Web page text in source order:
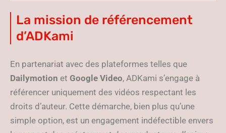
La mission de référencement
d’ADKami
En partenariat avec des plateformes telles que
Dailymotion et Google Video, ADKami s’engage à
référencer uniquement des vidéos respectant les
droits d’auteur. Cette démarche, bien plus qu’une
simple option, est un engagement indéfectible envers